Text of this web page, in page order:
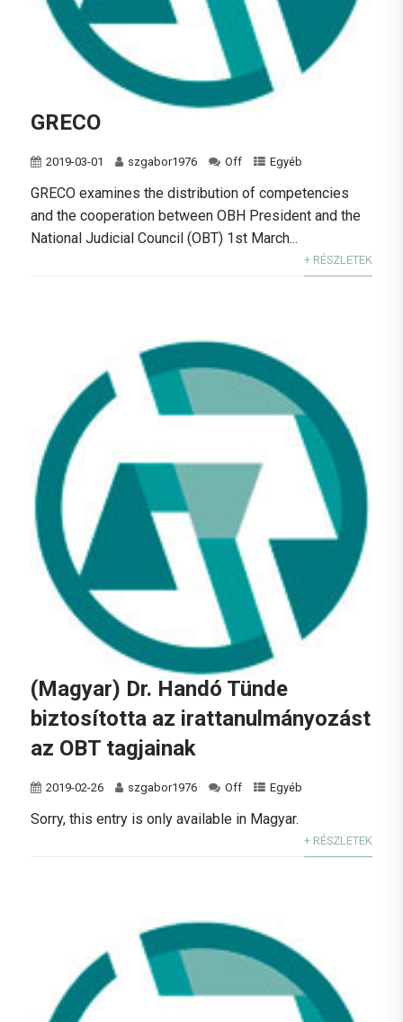
GRECO
2019-03-01 szgabor1976 Off Egyéb
GRECO examines the distribution of competencies
and the cooperation between OBH President and the
National Judicial Council (OBT) 1st March...
+ RÉSZLETEK
(Magyar) Dr. Handó Tünde
biztosította az irattanulmányozást
az OBT tagjainak
2019-02-26 szgabor1976 Off Egyéb
Sorry, this entry is only available in Magyar.
+ RÉSZLETEK